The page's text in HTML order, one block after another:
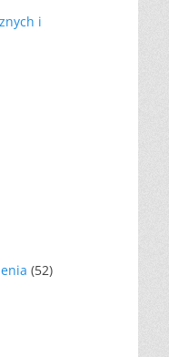
i
(52)